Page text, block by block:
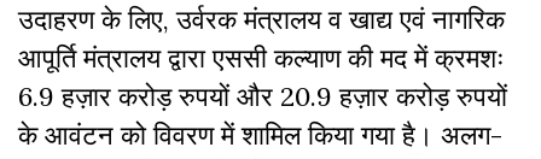
उदाहरण के लिए, उर्वरक मंत्रालय व खाद्य एवं नागरिक
आपूर्ति मंत्रालय द्वारा एससी कल्याण की मद में क्रमशः
6.9 हज़ार करोड़ रुपयों और 20.9 हज़ार करोड़ रुपयों
के आवंटन को विवरण में शामिल किया गया है। अलग-